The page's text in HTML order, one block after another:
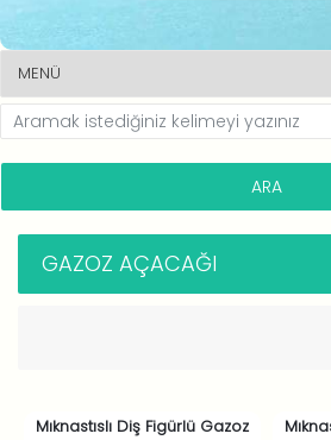
GAZOZ AÇACAĞI
Mıknastıslı Diş Figürlü Gazoz